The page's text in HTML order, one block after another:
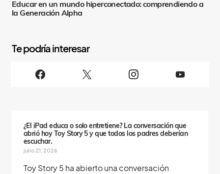
Educar en un mundo hiperconectado: comprendiendo a
la Generación Alpha
S
¿El iPad educa o solo entretiene? La conversación que
abrió hoy Toy Story 5 y que todos los padres deberían
escuchar.
julio 21, 2026
Toy Story 5 ha abierto una conversación